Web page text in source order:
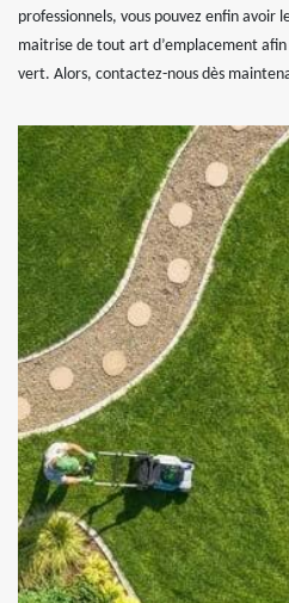
professionnels, vous pouvez enfin avoir
maitrise de tout art d’emplacement
vert. Alors, contactez-nous dès